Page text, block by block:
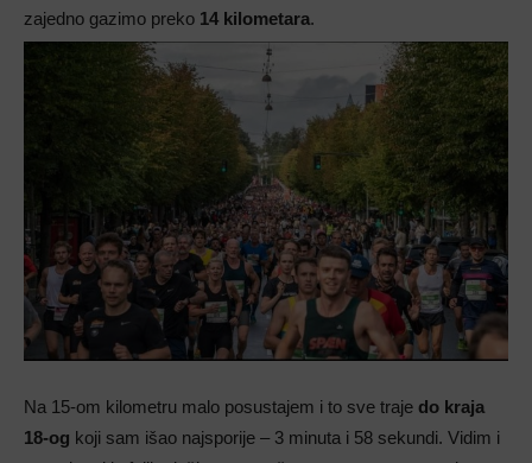
zajedno gazimo preko 14 kilometara.
Na 15-om kilometru malo posustajem i to sve traje do kraja
18-og koji sam išao najsporije – 3 minuta i 58 sekundi. Vidim i